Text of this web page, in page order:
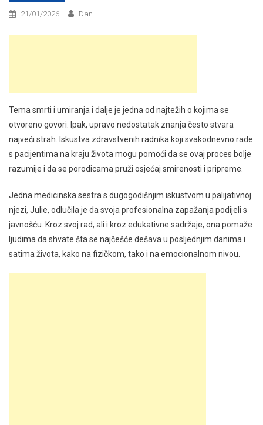
21/01/2026 Dan
Tema smrti i umiranja i dalje je jedna od najtežih o kojima se
otvoreno govori. Ipak, upravo nedostatak znanja često stvara
najveći strah. Iskustva zdravstvenih radnika koji svakodnevno rade
s pacijentima na kraju života mogu pomoći da se ovaj proces bolje
razumije i da se porodicama pruži osjećaj smirenosti i pripreme.
Jedna medicinska sestra s dugogodišnjim iskustvom u palijativnoj
njezi, Julie, odlučila je da svoja profesionalna zapažanja podijeli s
javnošću. Kroz svoj rad, ali i kroz edukativne sadržaje, ona pomaže
ljudima da shvate šta se najčešće dešava u posljednjim danima i
satima života, kako na fizičkom, tako i na emocionalnom nivou.